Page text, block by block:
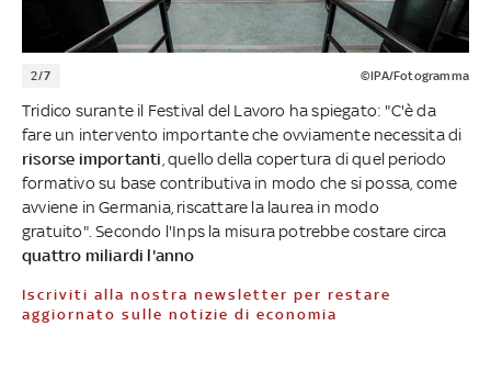
2/7 ©IPA/Fotogramma
Tridico surante il Festival del Lavoro ha spiegato: "C'è da
fare un intervento importante che ovviamente necessita di
risorse importanti , quello della copertura di quel periodo
formativo su base contributiva in modo che si possa, come
avviene in Germania, riscattare la laurea in modo
gratuito". Secondo l'Inps la misura potrebbe costare circa
quattro miliardi l'anno
Iscriviti alla nostra newsletter per restare
aggiornato sulle notizie di economia